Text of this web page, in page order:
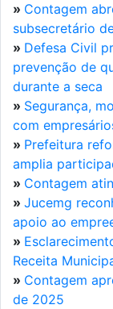
» Contagem
subsecretário
» Defesa Civil
prevenção de
durante a seca
» Segurança,
com
» Prefeitura
amplia
» Contagem
» Jucemg
apoio ao
»
Receita
» Contagem
de 2025